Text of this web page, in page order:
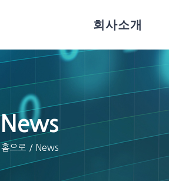
회사소개
News
홈으로 / News